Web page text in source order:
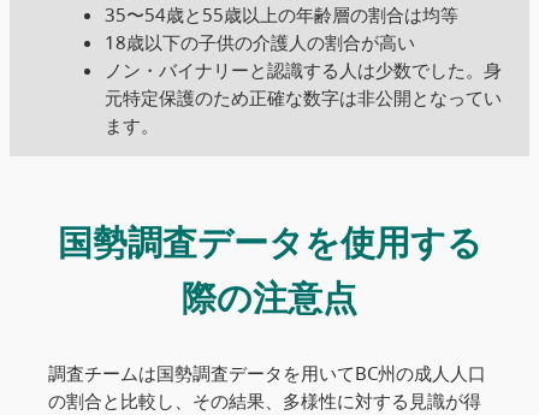
35〜54歳と55歳以上の年齢層の割合は均等
18歳以下の子供の介護人の割合が高い
ノン・バイナリーと認識する人は少数でした。身
元特定保護のため正確な数字は非公開となってい
ます。
国勢調査データを使用する
際の注意点
調査チームは国勢調査データを用いてBC州の成人人口
の割合と比較し、その結果、多様性に対する見識が得